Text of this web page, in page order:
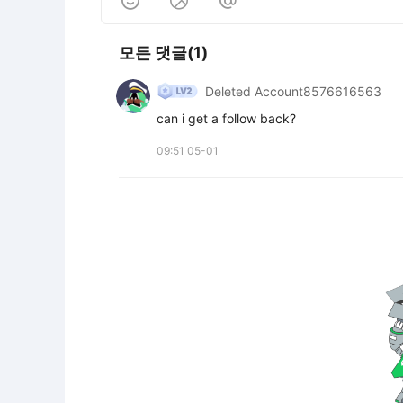
모든 댓글(1)
Deleted Account8576616563
can i get a follow back?
09:51 05-01